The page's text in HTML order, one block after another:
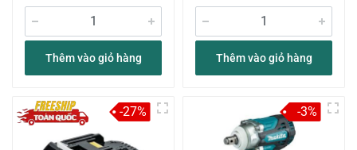
Thêm vào giỏ hàng Thêm vào giỏ hàng
-27% -3%